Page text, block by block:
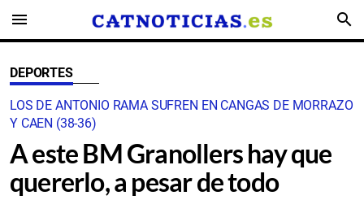
menu search
DEPORTES
LOS DE ANTONIO RAMA SUFREN EN CANGAS DE MORRAZO
Y CAEN (38-36)
A este BM Granollers hay que
quererlo, a pesar de todo